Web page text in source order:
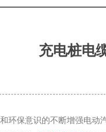
充电桩电
环保意识的不断增强电